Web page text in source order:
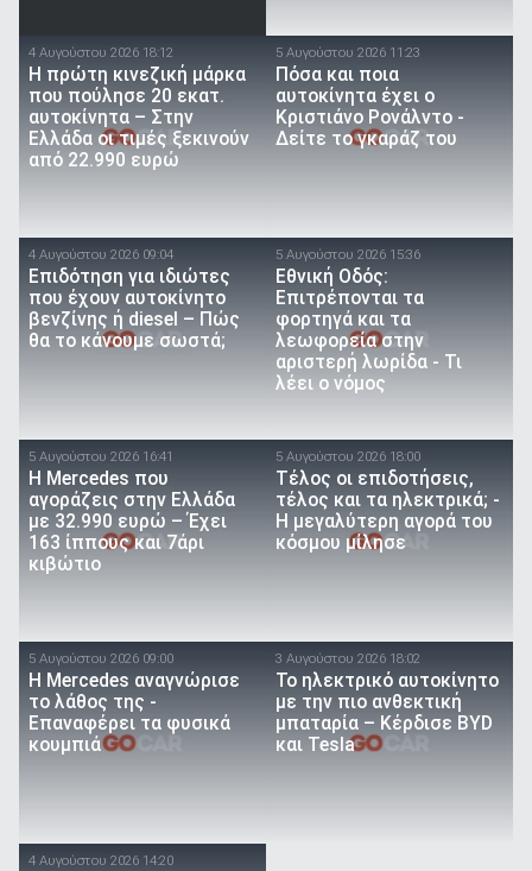
4 Αυγούστου 2026 18:12
Η πρώτη κινεζική μάρκα
που πούλησε 20 εκατ.
αυτοκίνητα – Στην
Ελλάδα οι τιμές ξεκινούν
από 22.990 ευρώ
5 Αυγούστου 2026 11:23
Πόσα και ποια
αυτοκίνητα έχει ο
Κριστιάνο Ρονάλντο -
Δείτε το γκαράζ του
4 Αυγούστου 2026 09:04
Επιδότηση για ιδιώτες
που έχουν αυτοκίνητο
βενζίνης ή diesel – Πώς
θα το κάνουμε σωστά;
5 Αυγούστου 2026 15:36
Εθνική Οδός:
Επιτρέπονται τα
φορτηγά και τα
λεωφορεία στην
αριστερή λωρίδα - Τι
λέει ο νόμος
5 Αυγούστου 2026 16:41
Η Mercedes που
αγοράζεις στην Ελλάδα
με 32.990 ευρώ – Έχει
163 ίππους και 7άρι
κιβώτιο
5 Αυγούστου 2026 18:00
Τέλος οι επιδοτήσεις,
τέλος και τα ηλεκτρικά; -
Η μεγαλύτερη αγορά του
κόσμου μίλησε
5 Αυγούστου 2026 09:00
Η Mercedes αναγνώρισε
το λάθος της -
Επαναφέρει τα φυσικά
κουμπιά
3 Αυγούστου 2026 18:02
Το ηλεκτρικό αυτοκίνητο
με την πιο ανθεκτική
μπαταρία – Κέρδισε BYD
και Tesla
4 Αυγούστου 2026 14:20